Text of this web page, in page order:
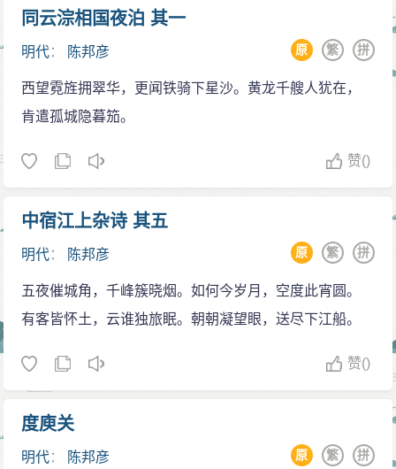
归附的溃兵也有二万多人。经说服，他们同意协助陈邦
彦攻打广州。另一方面，陈邦彦又联络上了东莞的抗清
眼看着大兵压境，佟养甲忽生妙计，他下令关闭城
门，不准出战， 一边派出快马到广西急召李成栋回师。
围先走；剩下陈邦彦孤掌难鸣，也只好黯然收队。后来
知道，李成栋接到广州的告急文书后，确实是很快就放
弃了对桂林的包围，转而回援广州。永历君臣这回能脱
离虎口，得归功于陈邦彦围魏救赵法的妙用。
着他又相继串连东莞张家玉，南海陈子壮，顺德胡靖、
阳江莫廷兰，东安（今云浮）何仕璋举义，合力牵制清
军。李成栋被迫放弃追击永历帝，回师东下。邦彦得
同云淙相国夜泊 其一
明代： 陈邦彦 拼
繁
原
西望霓旌拥翠华，更闻铁骑下星沙。黄龙千艘人犹在，
肯遣孤城隐暮笳。
赞()
中宿江上杂诗 其五
明代： 陈邦彦 拼
繁
原
五夜催城角，千峰簇晓烟。如何今岁月，空度此宵圆。
有客皆怀土，云谁独旅眠。朝朝凝望眼，送尽下江船。
赞()
度庾关
明代： 陈邦彦 拼
繁
原